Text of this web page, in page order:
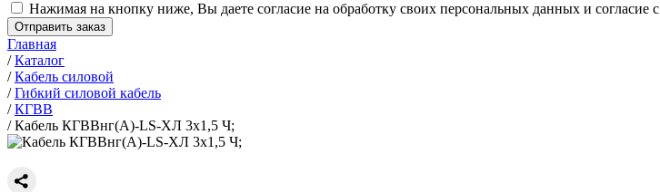
Нажимая на кнопку ниже, Вы даете согласие на обработку своих персональных данных и согласие с
Отправить заказ
Главная
/Каталог
/Кабель силовой
/Гибкий силовой кабель
/КГВВ
/Кабель КГВВнг(А)-LS-ХЛ 3х1,5 Ч;